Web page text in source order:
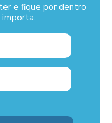
e fique por dentro